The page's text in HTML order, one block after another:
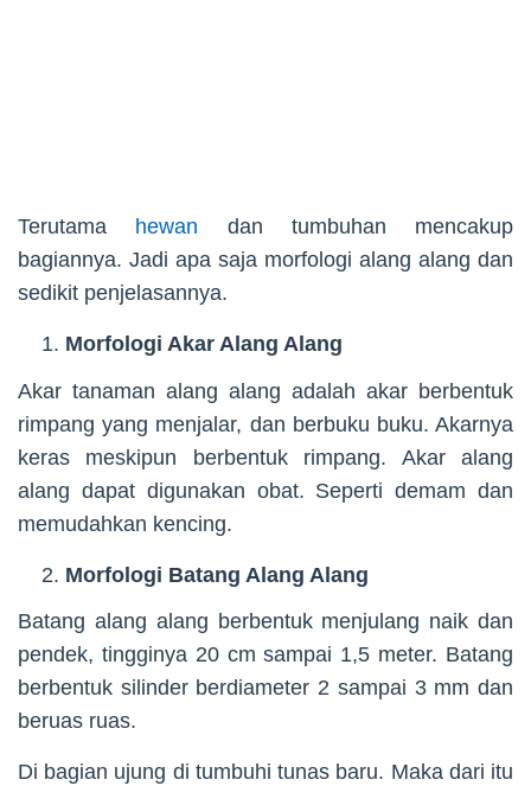
Terutama hewan dan tumbuhan mencakup
bagiannya. Jadi apa saja morfologi alang alang dan
sedikit penjelasannya.
Morfologi Akar Alang Alang
Akar tanaman alang alang adalah akar berbentuk
rimpang yang menjalar, dan berbuku buku. Akarnya
keras meskipun berbentuk rimpang. Akar alang
alang dapat digunakan obat. Seperti demam dan
memudahkan kencing.
Morfologi Batang Alang Alang
Batang alang alang berbentuk menjulang naik dan
pendek, tingginya 20 cm sampai 1,5 meter. Batang
berbentuk silinder berdiameter 2 sampai 3 mm dan
beruas ruas.
Di bagian ujung di tumbuhi tunas baru. Maka dari itu